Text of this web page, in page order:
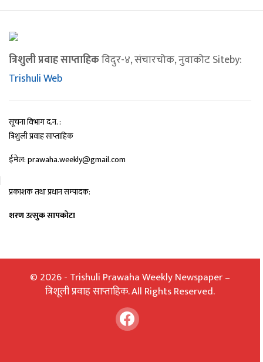
त्रिशुली प्रवाह साप्ताहिकविदुर-४, संचारचोक, नुवाकोट Siteby:
Trishuli Web
सूचना विभाग द.न. :
त्रिशुली प्रवाह साप्ताहिक
ईमेल: prawaha.weekly@gmail.com
प्रकाशक तथा प्रधान सम्पादक:
शरण उत्सुक सापकोटा
© 2026 - Trishuli Prawaha Weekly Newspaper –
त्रिशूली प्रवाह साप्ताहिक. All Rights Reserved.